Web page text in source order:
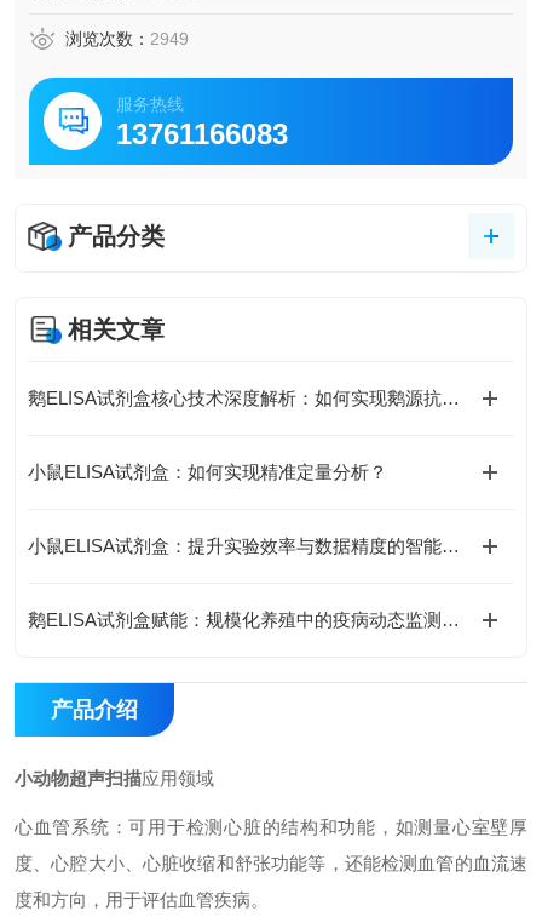
浏览次数： 2949
服务热线
13761166083
产品分类
相关文章
鹅ELISA试剂盒核心技术深度解析：如何实现鹅源抗体与抗原的高特异性检测及精准定量分析？
小鼠ELISA试剂盒：如何实现精准定量分析？
小鼠ELISA试剂盒：提升实验效率与数据精度的智能方案
鹅ELISA试剂盒赋能：规模化养殖中的疫病动态监测体系
产品介绍
小动物超声扫描应用领域
心血管系统：可用于检测心脏的结构和功能，如测量心室壁厚
度、心腔大小、心脏收缩和舒张功能等，还能检测血管的血流速
度和方向，用于评估血管疾病。